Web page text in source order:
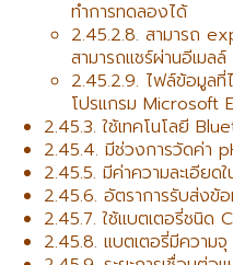
ทำการทดลองได้
2.45.2.8. สามารถ
สามารถแชร์ผ่านอีเม
2.45.2.9. ไฟล์ข้อมูลที่
โปรแกรม Microsoft
2.45.3. ใช้เทคโนโลยี
2.45.4. มีช่วงการวัดค่า
2.45.5. มีค่าความละเอียด
2.45.6. อัตราการรับส่งข้
2.45.7. ใช้แบตเตอรี่ชนิด
2.45.8. แบตเตอรี่มีความ